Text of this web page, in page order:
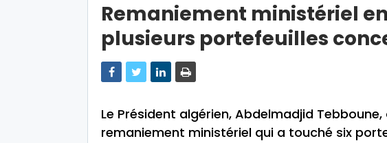
Remaniement ministériel
plusieurs portefeuilles
Le Président algérien, Abdelmadjid
remaniement ministériel qui a touché six